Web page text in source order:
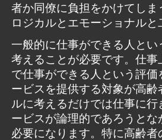
者か同僚に負担をかけてし
ロジカルとエモーショナル
一般的に仕事ができる人と
考えることが必要です。仕
で仕事ができる人という評
ービスを提供する対象が高
ルに考えるだけでは仕事に
ービスが論理的であろうと
必要になります。特に高齢